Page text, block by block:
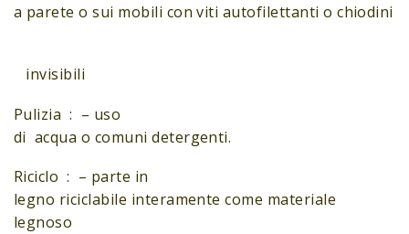
a parete o sui mobili con viti autofilettanti o chiodini
invisibili
Pulizia : – uso
di acqua o comuni detergenti.
Riciclo : – parte in
legno riciclabile interamente come materiale
legnoso